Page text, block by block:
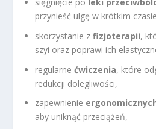
przynieść ulgę w krótkim
skorzystanie zfizjoterapii,
szyi oraz poprawi ich
regularnećwiczenia, które
redukcji dolegliwości,
zapewnienie
aby uniknąć przeciążeń,